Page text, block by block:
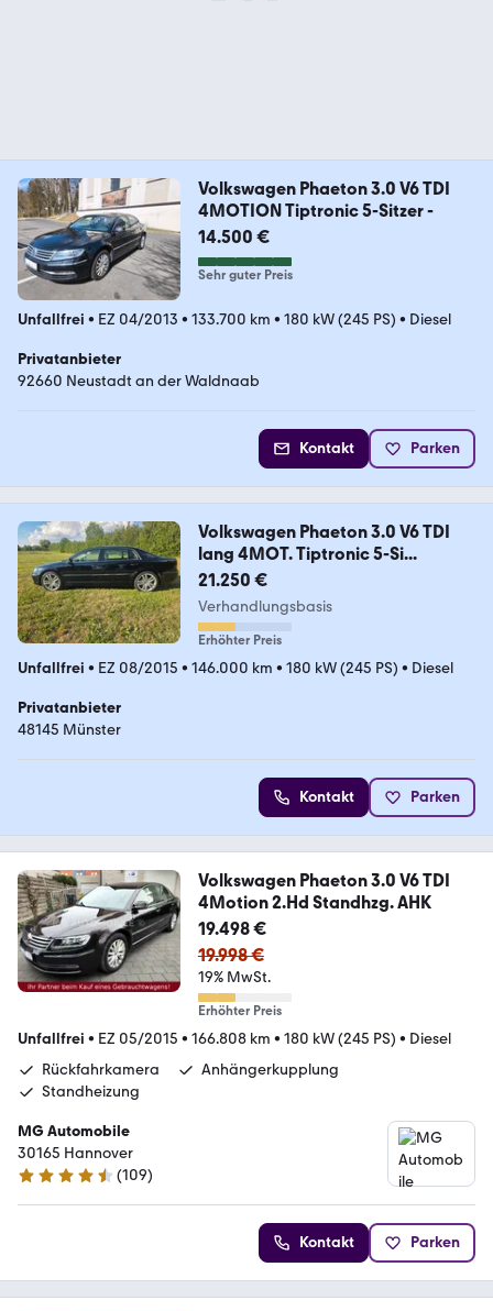
Volkswagen Phaeton 3.0 V6 TDI
4MOTION Tiptronic 5-Sitzer -
14.500 €
Sehr guter Preis
Unfallfrei • EZ 04/2013 • 133.700 km • 180 kW (245 PS) • Diesel
Privatanbieter
92660 Neustadt an der Waldnaab
Kontakt Parken
Volkswagen Phaeton 3.0 V6 TDI
lang 4MOT. Tiptronic 5-Si...
21.250 €
Verhandlungsbasis
Erhöhter Preis
Unfallfrei • EZ 08/2015 • 146.000 km • 180 kW (245 PS) • Diesel
Privatanbieter
48145 Münster
Kontakt Parken
Volkswagen Phaeton 3.0 V6 TDI
4Motion 2.Hd Standhzg. AHK
19.498 €
19.998 €
19% MwSt.
Erhöhter Preis
Unfallfrei • EZ 05/2015 • 166.808 km • 180 kW (245 PS) • Diesel
Rückfahrkamera
Anhängerkupplung
Standheizung
MG Automobile
30165 Hannover
4.4 Sterne
(109)
Kontakt Parken